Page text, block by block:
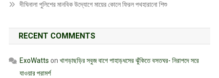
দীঘিনালা পুলিশের মানবিক উদ্যোগে মায়ের কোলে ফিরল পথহারানো শিশু
RECENT COMMENTS
ExoWatts on খাগড়াছড়ির সবুজ বাগে পাহাড়ধসের ঝুঁকিতে বসতঘর- নিরাপদে সরে
যাওয়ার পরামর্শ